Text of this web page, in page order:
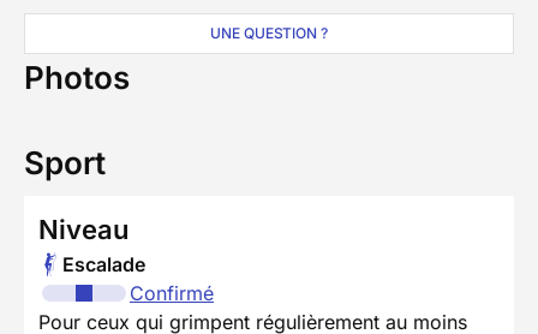
UNE QUESTION ?
Photos
Sport
Niveau
Escalade
Confirmé
Pour ceux qui grimpent régulièrement au moins